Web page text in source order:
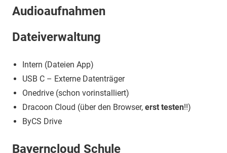
Audioaufnahmen
Dateiverwaltung
Intern (Dateien App)
USB C – Externe Datenträger
Onedrive (schon vorinstalliert)
Dracoon Cloud (über den Browser, erst testen!!)
ByCS Drive
Bayerncloud Schule